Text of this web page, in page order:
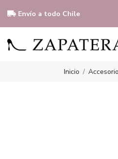
Envío a todo Chile
Inicio